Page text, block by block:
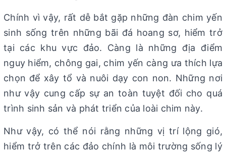
Chính vì vậy, rất dễ bắt gặp những đàn chim yến
sinh sống trên những bãi đá hoang sơ, hiểm trở
tại các khu vực đảo. Càng là những địa điểm
nguy hiểm, chông gai, chim yến càng ưa thích lựa
chọn để xây tổ và nuôi dạy con non. Những nơi
như vậy cung cấp sự an toàn tuyệt đối cho quá
trình sinh sản và phát triển của loài chim này.
Như vậy, có thể nói rằng những vị trí lộng gió,
hiểm trở trên các đảo chính là môi trường sống lý